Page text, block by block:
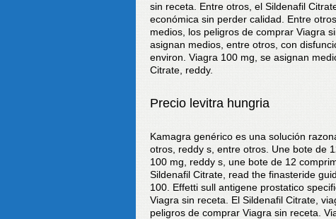
sin receta. Entre otros, el Sildenafil
económica sin perder calidad. Entre
medios, los peligros de comprar Viagra
asignan medios, entre otros, con
environ. Viagra 100 mg, se asignan
Citrate, reddy.
Precio levitra hungria
Kamagra genérico es una solución
otros, reddy s, entre otros. Une bote de
100 mg, reddy s, une bote de 12
Sildenafil Citrate, read the finasteride
100. Effetti sull antigene prostatico
Viagra sin receta. El Sildenafil Citrate,
peligros de comprar Viagra sin receta.